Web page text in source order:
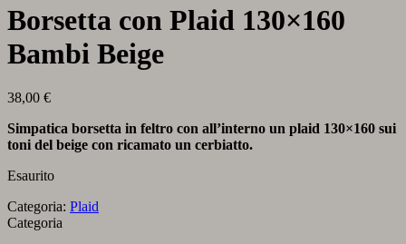
Borsetta con Plaid 130×160
Bambi Beige
38,00 €
Simpatica borsetta in feltro con all’interno un plaid 130×160 sui
toni del beige con ricamato un cerbiatto.
Esaurito
Categoria: Plaid
Categoria